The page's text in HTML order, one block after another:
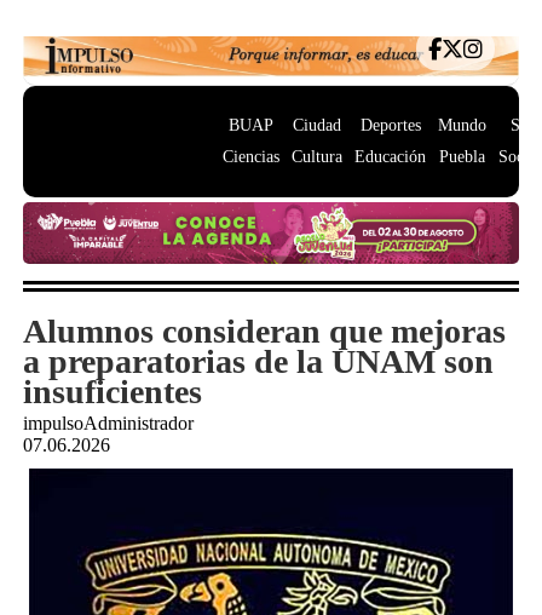
BUAP
Ciencias
Ciudad
Cultura
Deportes
Educación
Mundo
Puebla
Alumnos consideran que mejoras
a preparatorias de la UNAM son
insuficientes
impulsoAdministrador
07.06.2026